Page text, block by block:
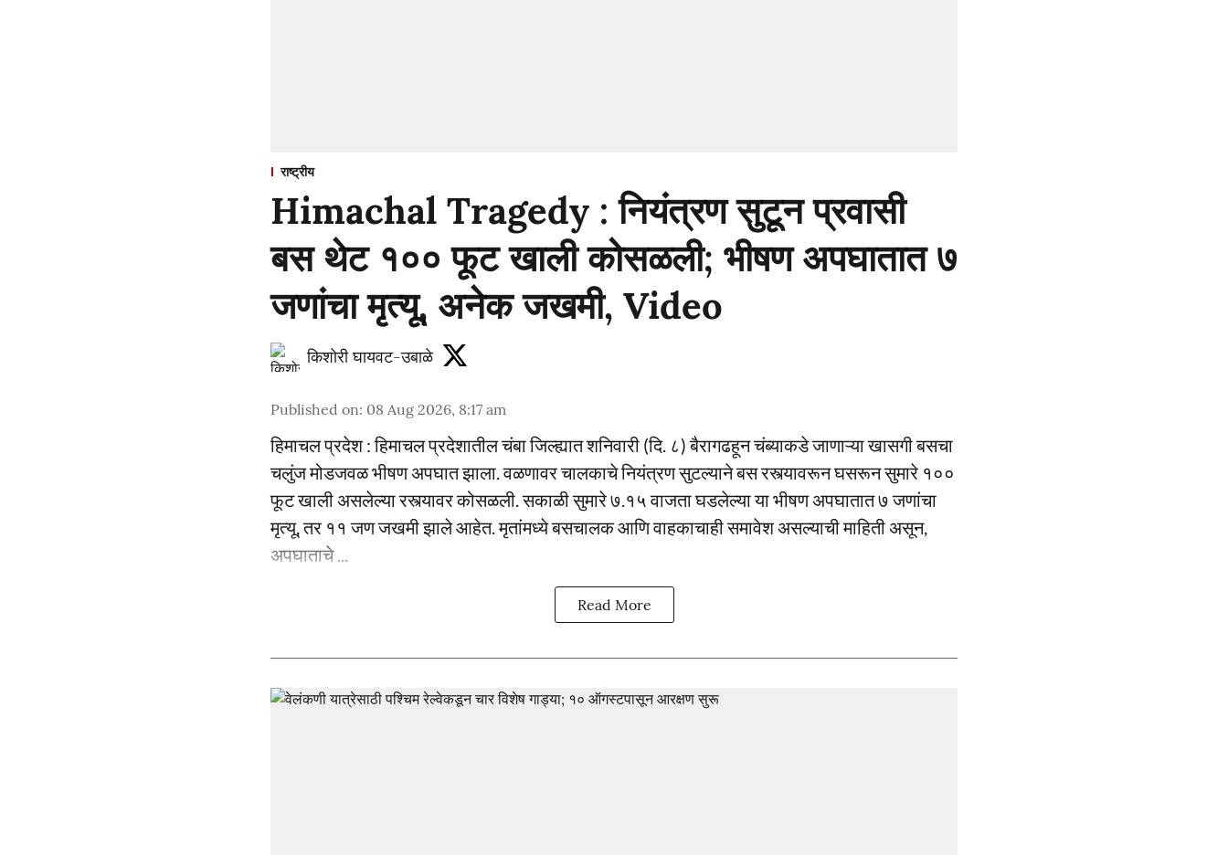
राष्ट्रीय
Himachal Tragedy : नियंत्रण सुटून प्रवासी
बस थेट १०० फूट खाली कोसळली; भीषण अपघातात ७
जणांचा मृत्यू, अनेक जखमी, Video
किशोरी घायवट-उबाळे
Published on: 08 Aug 2026, 8:17 am
हिमाचल प्रदेश : हिमाचल प्रदेशातील चंबा जिल्ह्यात शनिवारी (दि. ८) बैरागढहून चंब्याकडे जाणाऱ्या खासगी बसचा
चलुंज मोडजवळ भीषण अपघात झाला. वळणावर चालकाचे नियंत्रण सुटल्याने बस रस्त्यावरून घसरून सुमारे १००
फूट खाली असलेल्या रस्त्यावर कोसळली. सकाळी सुमारे ७.१५ वाजता घडलेल्या या भीषण अपघातात ७ जणांचा
मृत्यू, तर ११ जण जखमी झाले आहेत. मृतांमध्ये बसचालक आणि वाहकाचाही समावेश असल्याची माहिती असून,
अपघाताचे ...
Read More